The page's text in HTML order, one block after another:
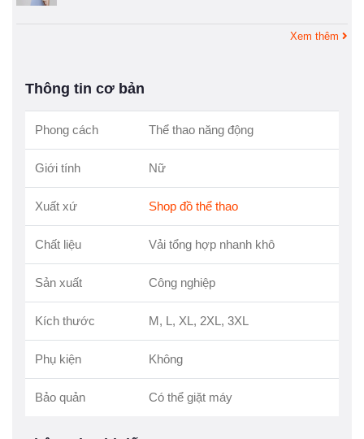
Xem thêm
Thông tin cơ bản
Phong cách Thể thao năng động
Giới tính Nữ
Xuất xứ Shop đồ thể thao
Chất liệu Vải tổng hợp nhanh khô
Sản xuất Công nghiệp
Kích thước M, L, XL, 2XL, 3XL
Phụ kiện Không
Bảo quản Có thể giặt máy